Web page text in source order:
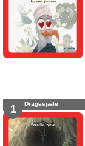
1 Dragesjæle